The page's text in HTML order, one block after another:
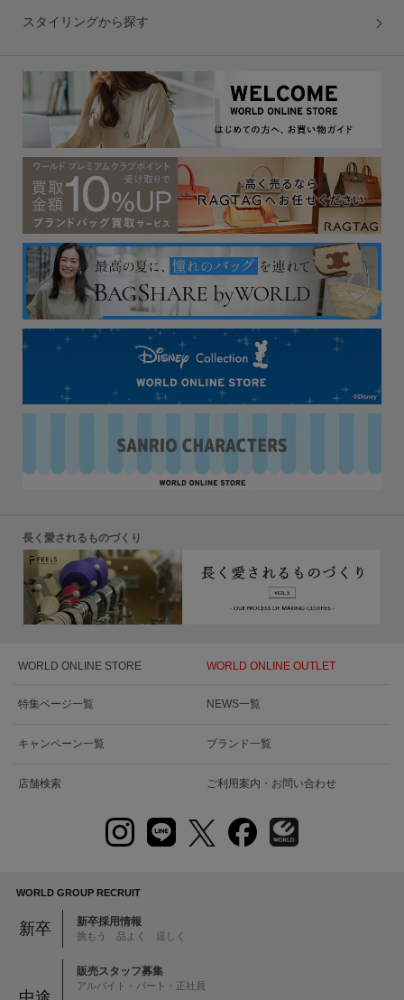
スタイリングから探す
長く愛されるものづくり
WORLD ONLINE STORE WORLD ONLINE OUTLET
特集ページ一覧 NEWS一覧
キャンペーン一覧 ブランド一覧
店舗検索 ご利用案内・お問い合わせ
WORLD GROUP RECRUIT
新卒 新卒採用情報
挑もう 品よく 逞しく
販売スタッフ募集
アルバイト・パート・正社員